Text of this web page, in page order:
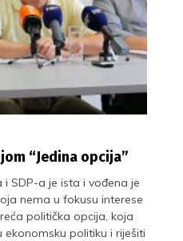
“Jedina opcija”
SDP-a je ista i vođena je
nema u fokusu interese
politička opcija, koja
politiku i riješiti